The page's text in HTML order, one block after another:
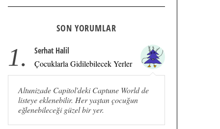
SON YORUMLAR
1. Serhat Halil
Çocuklarla Gidilebilecek Yerler
Altunizade Capitol'deki Captune World de
listeye eklenebilir. Her yaştan çocuğun
eğlenebileceği güzel bir yer.